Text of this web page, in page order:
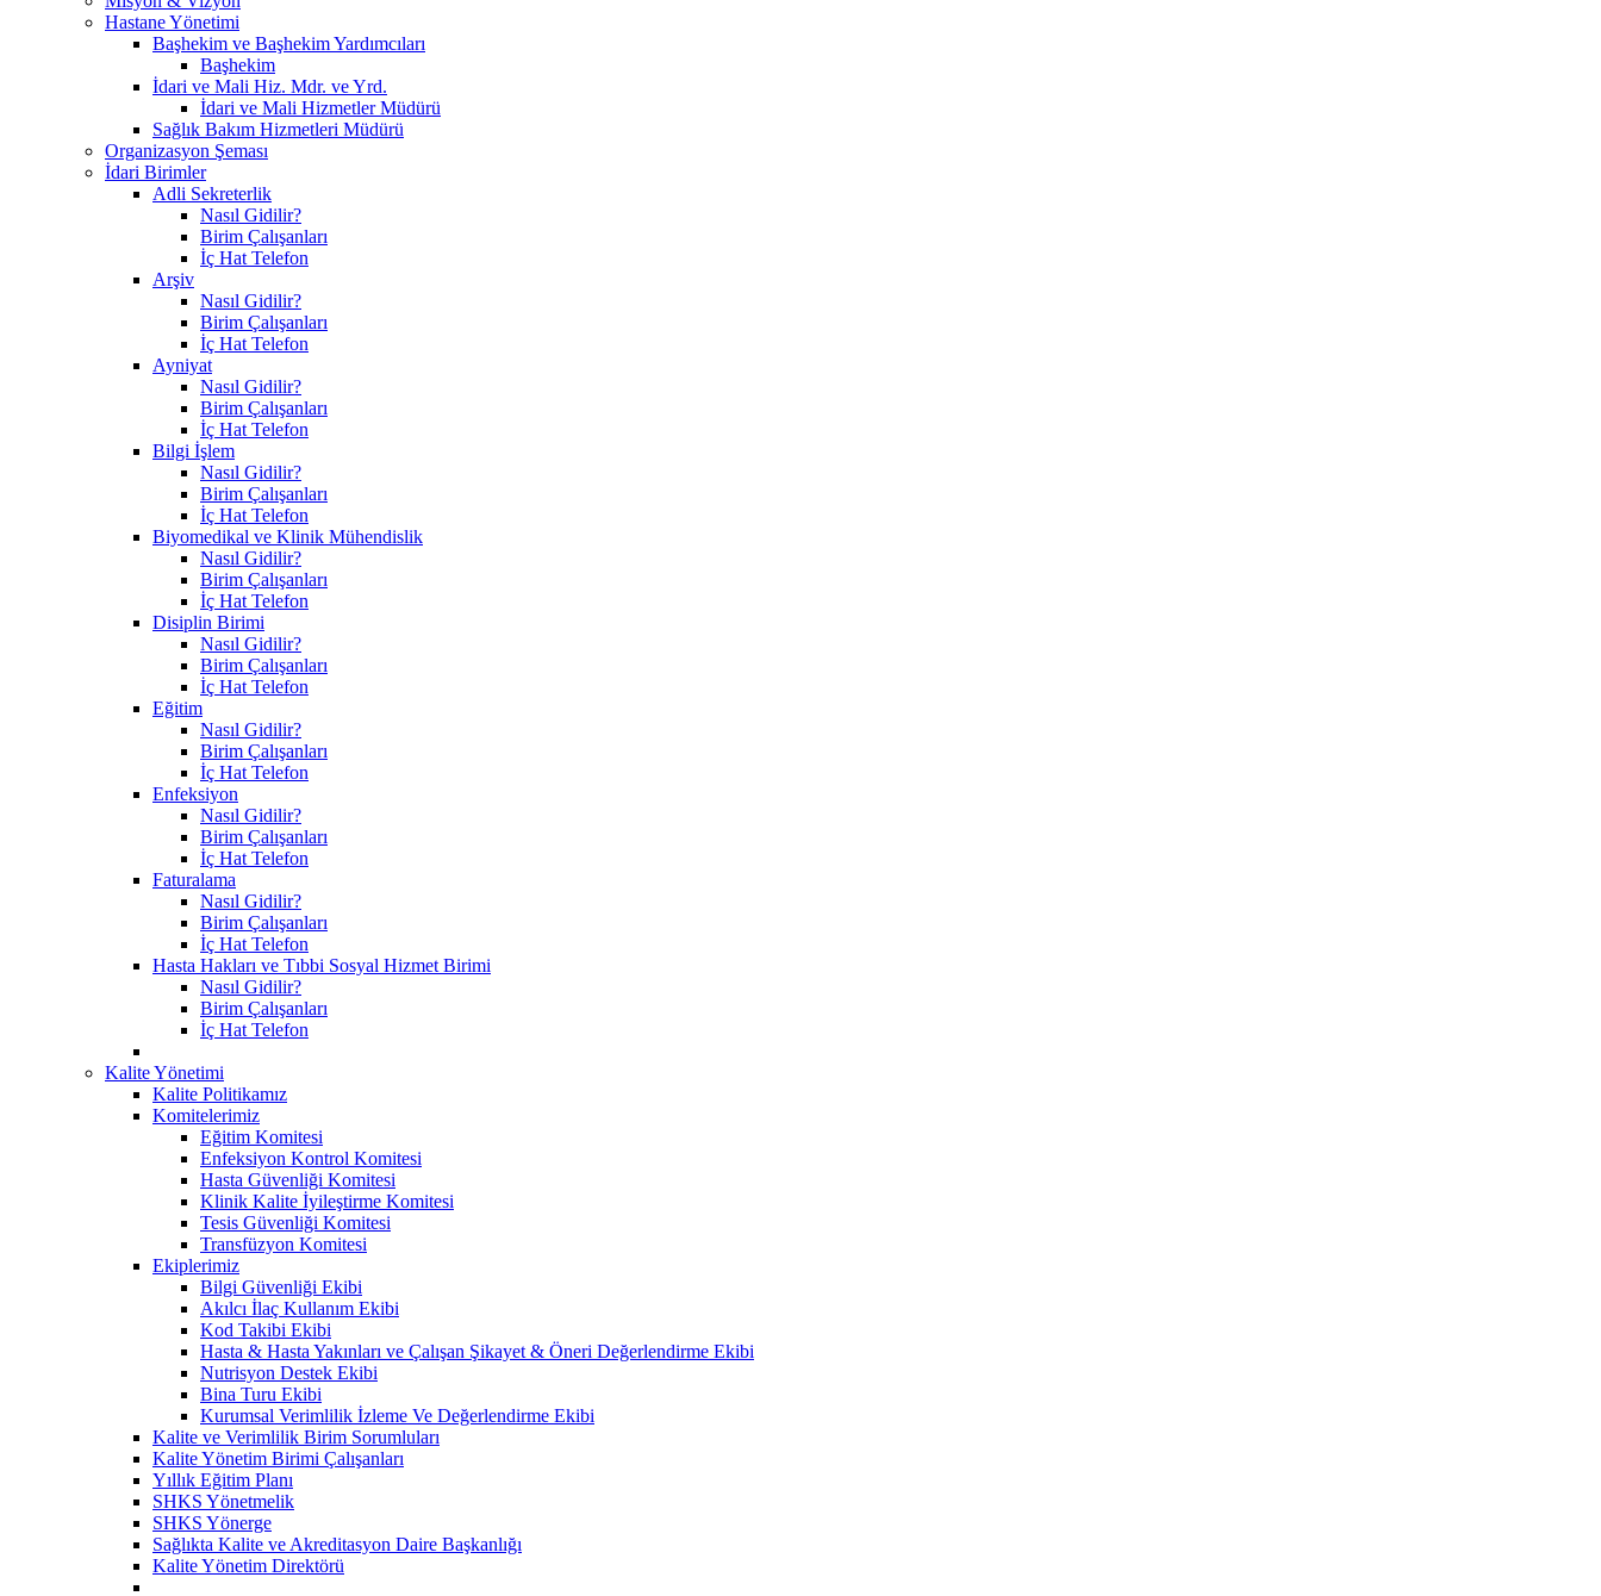
Hastane Yönetimi
Başhekim ve Başhekim Yardımcıları
Başhekim
İdari ve Mali Hiz. Mdr. ve Yrd.
İdari ve Mali Hizmetler Müdürü
Sağlık Bakım Hizmetleri Müdürü
Organizasyon Şeması
İdari Birimler
Adli Sekreterlik
Nasıl Gidilir?
Birim Çalışanları
İç Hat Telefon
Arşiv
Nasıl Gidilir?
Birim Çalışanları
İç Hat Telefon
Ayniyat
Nasıl Gidilir?
Birim Çalışanları
İç Hat Telefon
Bilgi İşlem
Nasıl Gidilir?
Birim Çalışanları
İç Hat Telefon
Biyomedikal ve Klinik Mühendislik
Nasıl Gidilir?
Birim Çalışanları
İç Hat Telefon
Disiplin Birimi
Nasıl Gidilir?
Birim Çalışanları
İç Hat Telefon
Eğitim
Nasıl Gidilir?
Birim Çalışanları
İç Hat Telefon
Enfeksiyon
Nasıl Gidilir?
Birim Çalışanları
İç Hat Telefon
Faturalama
Nasıl Gidilir?
Birim Çalışanları
İç Hat Telefon
Hasta Hakları ve Tıbbi Sosyal Hizmet Birimi
Nasıl Gidilir?
Birim Çalışanları
İç Hat Telefon
Kalite Yönetimi
Kalite Politikamız
Komitelerimiz
Eğitim Komitesi
Enfeksiyon Kontrol Komitesi
Hasta Güvenliği Komitesi
Klinik Kalite İyileştirme Komitesi
Tesis Güvenliği Komitesi
Transfüzyon Komitesi
Ekiplerimiz
Bilgi Güvenliği Ekibi
Akılcı İlaç Kullanım Ekibi
Kod Takibi Ekibi
Hasta & Hasta Yakınları ve Çalışan Şikayet & Öneri Değerlendirme Ekibi
Nutrisyon Destek Ekibi
Bina Turu Ekibi
Kurumsal Verimlilik İzleme Ve Değerlendirme Ekibi
Kalite ve Verimlilik Birim Sorumluları
Kalite Yönetim Birimi Çalışanları
Yıllık Eğitim Planı
SHKS Yönetmelik
SHKS Yönerge
Sağlıkta Kalite ve Akreditasyon Daire Başkanlığı
Kalite Yönetim Direktörü